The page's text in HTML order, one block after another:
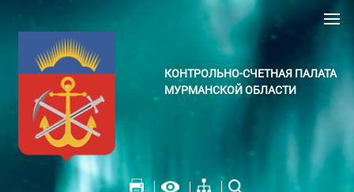
КОНТРОЛЬНО-СЧЕТНАЯ ПАЛАТА
МУРМАНСКОЙ ОБЛАСТИ